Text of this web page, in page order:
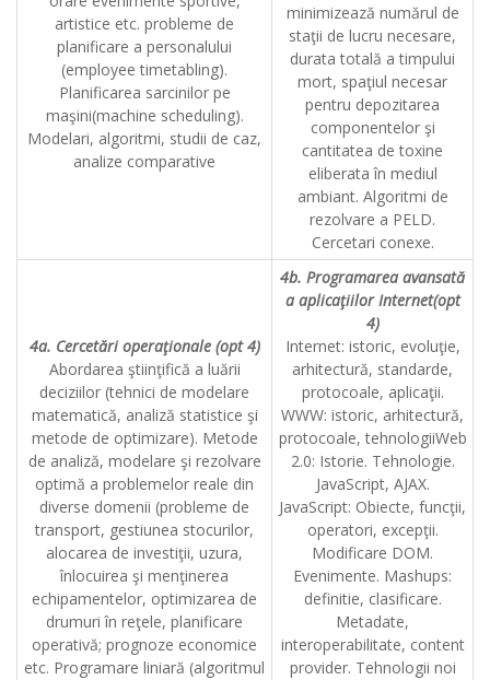
artistice etc. probleme de
planificare a personalului
(employee timetabling).
Planificarea sarcinilor pe
maşini(machine scheduling).
Modelari, algoritmi, studii de caz,
analize comparative
minimizează numărul de
staţii de lucru necesare,
durata totală a timpului
mort, spaţiul necesar
pentru depozitarea
componentelor şi
cantitatea de toxine
eliberata în mediul
ambiant. Algoritmi de
rezolvare a PELD.
Cercetari conexe.
4a. Cercetări operaţionale (opt 4)
Abordarea ştiinţifică a luării
deciziilor (tehnici de modelare
matematică, analiză statistice şi
metode de optimizare). Metode
de analiză, modelare şi rezolvare
optimă a problemelor reale din
diverse domenii (probleme de
transport, gestiunea stocurilor,
alocarea de investiţii, uzura,
înlocuirea şi menţinerea
echipamentelor, optimizarea de
drumuri în reţele, planificare
operativă; prognoze economice
etc. Programare liniară (algoritmul
4b. Programarea avansată
a aplicaţiilor Internet(opt
4)
Internet: istoric, evoluţie,
arhitectură, standarde,
protocoale, aplicaţii.
WWW: istoric, arhitectură,
protocoale, tehnologiiWeb
2.0: Istorie. Tehnologie.
JavaScript, AJAX.
JavaScript: Obiecte, funcţii,
operatori, excepţii.
Modificare DOM.
Evenimente. Mashups:
definitie, clasificare.
Metadate,
interoperabilitate, content
provider. Tehnologii noi